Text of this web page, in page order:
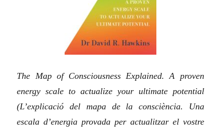
The Map of Consciousness Explained. A proven
energy scale to actualize your ultimate potential
(L’explicació del mapa de la consciència. Una
escala d’energia provada per actualitzar el vostre